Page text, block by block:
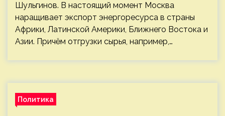
Шульгинов. В настоящий момент Москва
наращивает экспорт энергоресурса в страны
Африки, Латинской Америки, Ближнего Востока и
Азии. Причём отгрузки сырья, например,…
Политика